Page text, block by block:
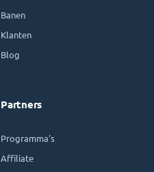
Banen
Klanten
Blog
Partners
Programma's
Affiliate